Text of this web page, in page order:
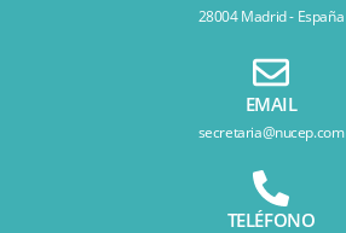
28004 Madrid - España
EMAIL
secretaria@nucep.com
TELÉFONO